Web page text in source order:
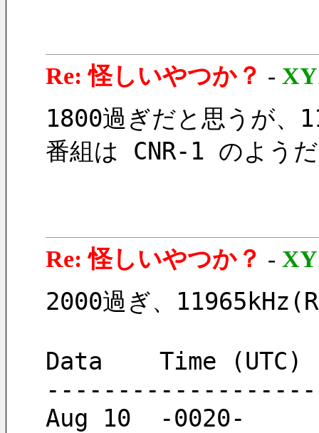
Re: 怪しいやつか？ -
1800過ぎだと思うが、
番組は CNR-1 のよう
Re: 怪しいやつか？ -
2000過ぎ、